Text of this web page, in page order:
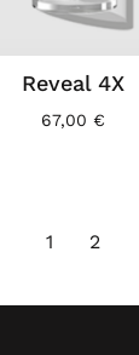
Reveal 4X
67,00 €
1 2